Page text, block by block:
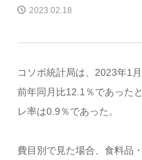
2023.02.18
コソボ統計局は、2023年1
前年同月比12.1％であった
レ率は0.9％であった。
費目別で見た場合、食料品